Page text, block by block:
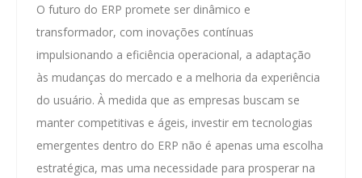
O futuro do ERP promete ser dinâmico e
transformador, com inovações contínuas
impulsionando a eficiência operacional, a adaptação
às mudanças do mercado e a melhoria da experiência
do usuário. À medida que as empresas buscam se
manter competitivas e ágeis, investir em tecnologias
emergentes dentro do ERP não é apenas uma escolha
estratégica, mas uma necessidade para prosperar na